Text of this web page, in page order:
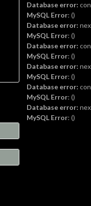
Database error:
MySQL Error: ()
Database error:
MySQL Error: ()
Database error:
MySQL Error: ()
Database error:
MySQL Error: ()
Database error:
MySQL Error: ()
Database error:
MySQL Error: ()